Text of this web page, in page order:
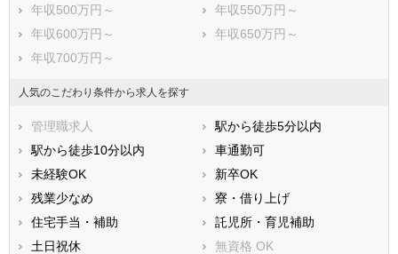
年収500万円～
年収550万円～
年収600万円～
年収650万円～
年収700万円～
人気のこだわり条件から求人を探す
管理職求人
駅から徒歩5分以内
駅から徒歩10分以内
車通勤可
未経験OK
新卒OK
残業少なめ
寮・借り上げ
住宅手当・補助
託児所・育児補助
土日祝休
無資格 OK